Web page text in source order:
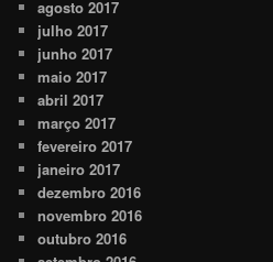
agosto 2017
julho 2017
junho 2017
maio 2017
abril 2017
março 2017
fevereiro 2017
janeiro 2017
dezembro 2016
novembro 2016
outubro 2016